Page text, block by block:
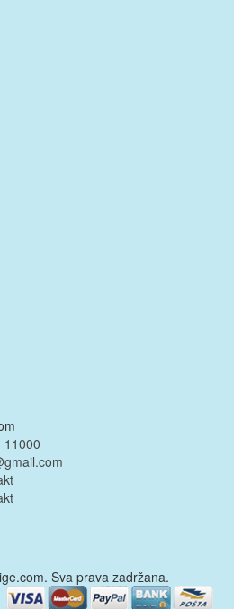
11000
Sva prava zadržana.